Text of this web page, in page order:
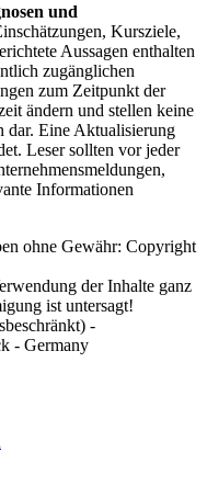
und
Kursziele,
Aussagen enthalten
zugänglichen
zum Zeitpunkt der
ändern und stellen keine
dar. Eine Aktualisierung
Leser sollten vor jeder
Informationen
ohne Gewähr: Copyright
der Inhalte ganz
ist untersagt!
-
- Germany